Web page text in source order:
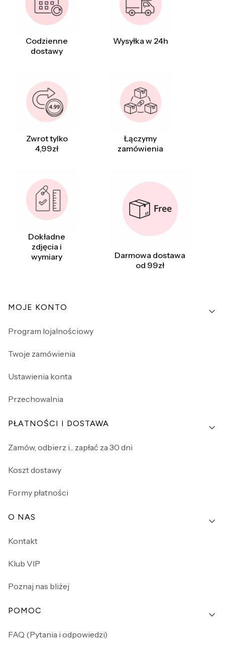
Codzienne
dostawy
Wysyłka w 24h
Zwrot tylko
4,99zł
Łączymy
zamówienia
Dokładne
zdjęcia i
wymiary
Darmowa dostawa
od 99zł
Linki w stopce
MOJE KONTO
Program lojalnościowy
Twoje zamówienia
Ustawienia konta
Przechowalnia
PŁATNOŚCI I DOSTAWA
Zamów, odbierz i... zapłać za 30 dni
Koszt dostawy
Formy płatności
O NAS
Kontakt
Klub VIP
Poznaj nas bliżej
POMOC
FAQ (Pytania i odpowiedzi)